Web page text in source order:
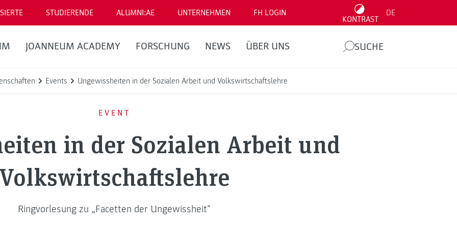
STUDIERENDE ALUMNI:AE UNTERNEHMEN FH LOGIN
KONTRAST
DE
JOANNEUM ACADEMY FORSCHUNG NEWS ÜBER UNS SUCHE
Events Ungewissheiten in der Sozialen Arbeit und Volkswirtschaftslehre
EVENT
in der Sozialen Arbeit und
Ringvorlesung zu „Facetten der Ungewissheit"